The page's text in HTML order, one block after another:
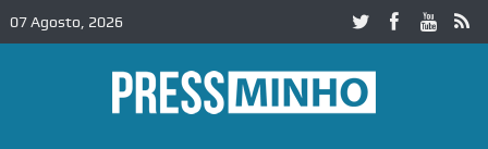
07 Agosto, 2026